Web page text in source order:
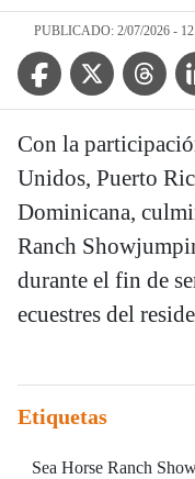
PUBLICADO: 2/07/2026 -
Facebook IconTwitter Icon
Threads
Con la
Unidos, Puerto
Dominicana,
Ranch
durante el fin de
ecuestres del
Etiquetas
Sea Horse Ranch